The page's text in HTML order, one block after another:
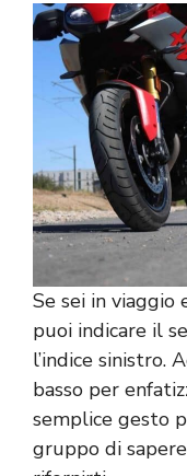
Se sei in viaggio
puoi indicare il
l’indice sinistro.
basso per
semplice gesto
gruppo di